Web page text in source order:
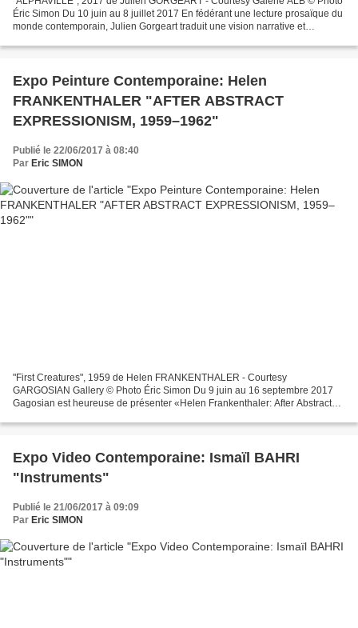
Éric Simon Du 10 juin au 8 juillet 2017 En fédérant une lecture prosaïque du
monde contemporain, Julien Gorgeart traduit une vision narrative et
Expo Peinture Contemporaine: Helen
FRANKENTHALER "AFTER ABSTRACT
EXPRESSIONISM, 1959–1962"
Publié le 22/06/2017 à 08:40
Par Eric SIMON
"First Creatures", 1959 de Helen FRANKENTHALER - Courtesy
GARGOSIAN Gallery © Photo Éric Simon Du 9 juin au 16 septembre 2017
Gagosian est heureuse de présenter «Helen Frankenthaler: After Abstract
Expo Video Contemporaine: Ismaïl BAHRI
"Instruments"
Publié le 21/06/2017 à 09:09
Par Eric SIMON